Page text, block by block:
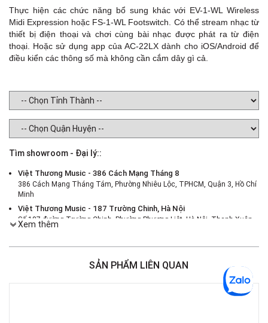
Thực hiện các chức năng bổ sung khác với EV-1-WL Wireless
Midi Expression hoặc FS-1-WL Footswitch. Có thể stream nhạc từ
thiết bị điện thoại và chơi cùng bài nhạc được phát ra từ điện
thoại. Hoặc sử dụng app của AC-22LX dành cho iOS/Android để
điều kiển các thông số mà không cần cắm dây gì cả.
Tìm showroom - Đại lý::
Việt Thương Music - 386 Cách Mạng Tháng 8
386 Cách Mạng Tháng Tám, Phường Nhiêu Lộc, TPHCM, Quận 3, Hồ Chí
Minh
Việt Thương Music - 187 Trường Chinh, Hà Nội
Số 187 đường Trường Chinh, Phường Phương Liệt, Hà Nội, Thanh Xuân ,
Hà Nội
Việt Thương Music - Crescent Mall
6F-01 Tầng 6 Trung Tâm Thương Mại Crescent Mall, 101 Tôn Dật Tiên,
Xem thêm
SẢN PHẨM LIÊN QUAN